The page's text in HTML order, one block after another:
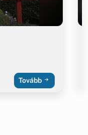
Tovább